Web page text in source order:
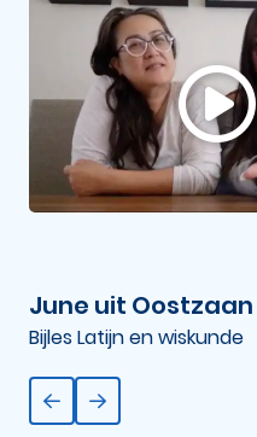
June uit Oostzaan
Bijles Latijn en wiskunde